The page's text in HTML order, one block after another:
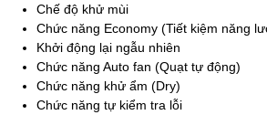
Chế độ khử mùi
Chức năng Economy (Tiết kiệm năng
Khởi động lại ngẫu nhiên
Chức năng Auto fan (Quạt tự động)
Chức năng khử ẩm (Dry)
Chức năng tự kiểm tra lỗi